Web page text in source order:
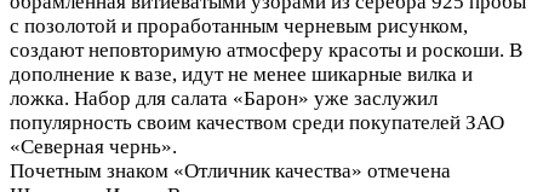
с позолотой и проработанным черневым рисунком,
создают неповторимую атмосферу красоты и роскоши. В
дополнение к вазе, идут не менее шикарные вилка и
ложка. Набор для салата «Барон» уже заслужил
популярность своим качеством среди покупателей ЗАО
«Северная чернь».
Почетным знаком «Отличник качества» отмечена